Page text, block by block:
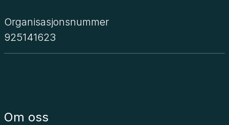
Organisasjonsnummer
925141623
Om oss